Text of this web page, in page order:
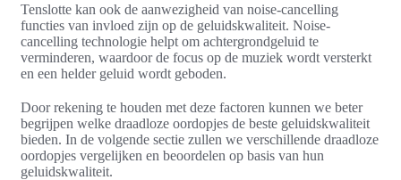
Tenslotte kan ook de aanwezigheid van noise-cancelling
functies van invloed zijn op de geluidskwaliteit. Noise-
cancelling technologie helpt om achtergrondgeluid te
verminderen, waardoor de focus op de muziek wordt versterkt
en een helder geluid wordt geboden.
Door rekening te houden met deze factoren kunnen we beter
begrijpen welke draadloze oordopjes de beste geluidskwaliteit
bieden. In de volgende sectie zullen we verschillende draadloze
oordopjes vergelijken en beoordelen op basis van hun
geluidskwaliteit.